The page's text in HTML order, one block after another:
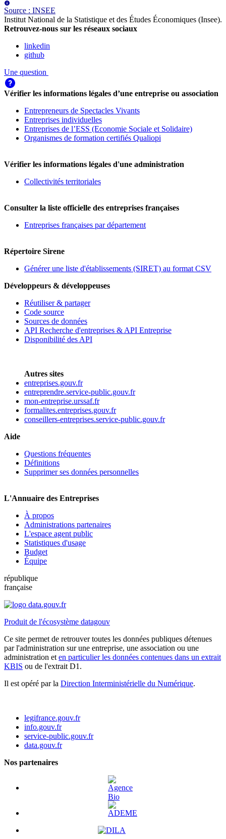
Source : INSEE
Institut National de la Statistique et des Études Économiques (Insee).
Retrouvez-nous sur les réseaux sociaux
linkedin
github
Une question
Vérifier les informations légales d’une entreprise ou association
Entrepreneurs de Spectacles Vivants
Entreprises individuelles
Entreprises de l’ESS (Economie Sociale et Solidaire)
Organismes de formation certifiés Qualiopi
Vérifier les informations légales d'une administration
Collectivités territoriales
Consulter la liste officielle des entreprises françaises
Entreprises françaises par département
Répertoire Sirene
Générer une liste d'établissements (SIRET) au format CSV
Développeurs & développeuses
Réutiliser & partager
Code source
Sources de données
API Recherche d'entreprises & API Entreprise
Disponibilité des API
Autres sites
entreprises.gouv.fr
entreprendre.service-public.gouv.fr
mon-entreprise.urssaf.fr
formalites.entreprises.gouv.fr
conseillers-entreprises.service-public.gouv.fr
Aide
Questions fréquentes
Définitions
Supprimer ses données personnelles
L'Annuaire des Entreprises
À propos
Administrations partenaires
L'espace agent public
Statistiques d'usage
Budget
Équipe
république
française
Produit de l'écosystème datagouv
Ce site permet de retrouver toutes les données publiques détenues
par l'administration sur une entreprise, une association ou une
administration et en particulier les données contenues dans un extrait
KBIS ou de l'extrait D1.
Il est opéré par la Direction Interministérielle du Numérique.
legifrance.gouv.fr
info.gouv.fr
service-public.gouv.fr
data.gouv.fr
Nos partenaires